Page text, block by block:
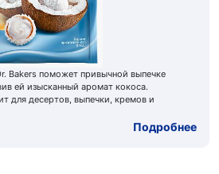
Bakers поможет привычной выпечке
ей изысканный аромат кокоса.
для десертов, выпечки, кремов и
Подробнее